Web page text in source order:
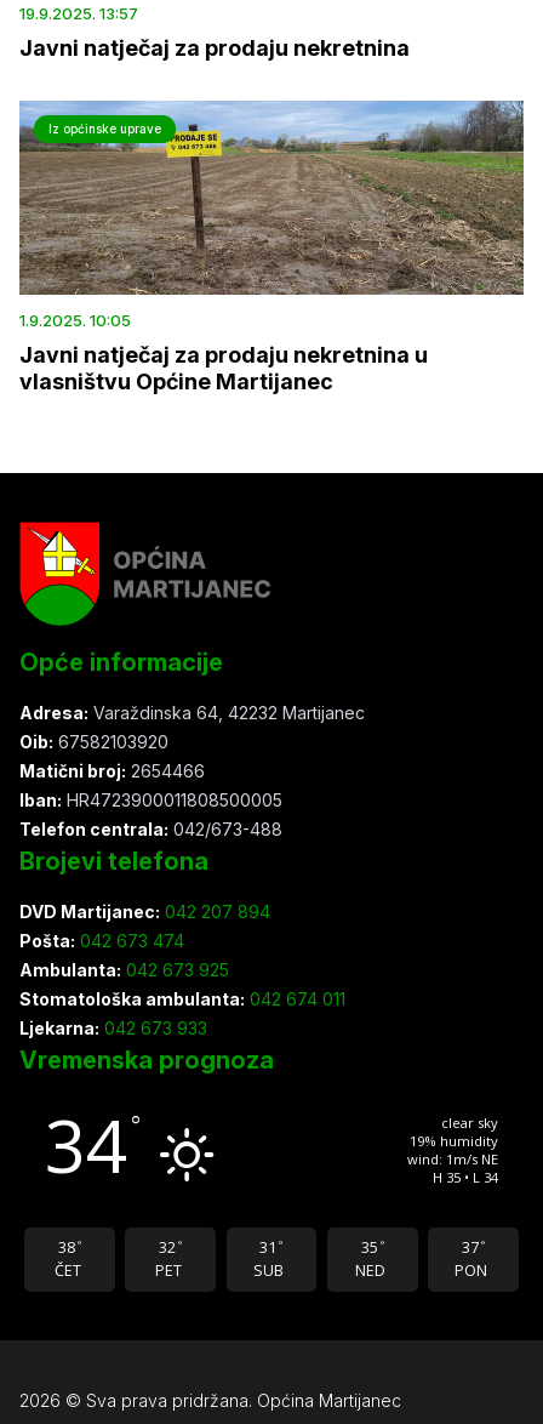
19.9.2025. 13:57
Javni natječaj za prodaju nekretnina
Iz općinske uprave
1.9.2025. 10:05
Javni natječaj za prodaju nekretnina u
vlasništvu Općine Martijanec
Opće informacije
Adresa: Varaždinska 64, 42232 Martijanec
Oib: 67582103920
Matični broj: 2654466
Iban: HR4723900011808500005
Telefon centrala: 042/673-488
Brojevi telefona
DVD Martijanec: 042 207 894
Pošta: 042 673 474
Ambulanta: 042 673 925
Stomatološka ambulanta: 042 674 011
Ljekarna: 042 673 933
Vremenska prognoza
34°
clear sky
19% humidity
wind: 1m/s NE
H 35 • L 34
38 °
ČET
32 °
PET
31 °
SUB
35 °
NED
37 °
PON
2026 © Sva prava pridržana. Općina Martijanec